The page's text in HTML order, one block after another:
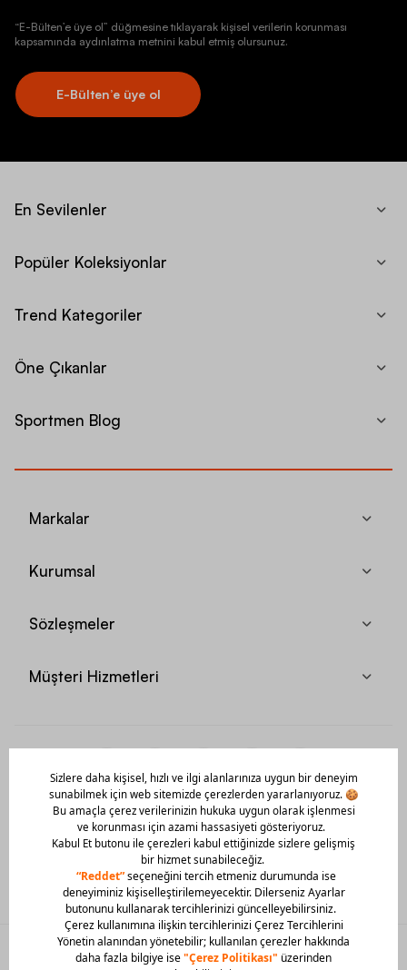
“E-Bülten’e üye ol” düğmesine tıklayarak kişisel verilerin korunması
kapsamında aydınlatma metnini kabul etmiş olursunuz.
E-Bülten’e üye ol
En Sevilenler
Popüler Koleksiyonlar
Trend Kategoriler
Öne Çıkanlar
Sportmen Blog
Markalar
Kurumsal
Sözleşmeler
Müşteri Hizmetleri
Mobil Uygulamamızı Hemen İndir!